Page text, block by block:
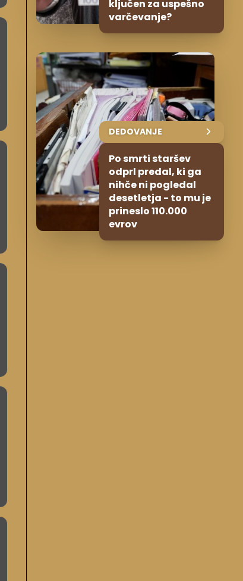
ključen za uspešno
varčevanje?
DEDOVANJE
Po smrti staršev
odprl predal, ki ga
nihče ni pogledal
desetletja - to mu je
prineslo 110.000
evrov